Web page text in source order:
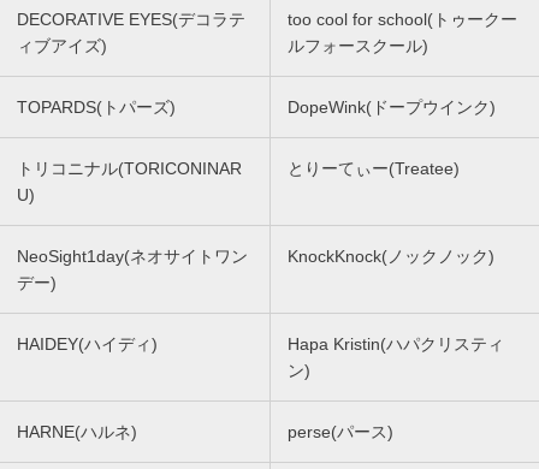
DECORATIVE EYES(デコラテ
ィブアイズ)
too cool for school(トゥークー
ルフォースクール)
TOPARDS(トパーズ) DopeWink(ドープウインク)
トリコニナル(TORICONINAR
U)
とりーてぃー(Treatee)
NeoSight1day(ネオサイトワン
デー)
KnockKnock(ノックノック)
HAIDEY(ハイディ)
Hapa Kristin(ハパクリスティ
ン)
HARNE(ハルネ) perse(パース)